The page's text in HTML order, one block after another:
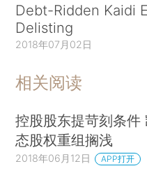
Debt-Ridden Kaidi
Delisting
2018年07月02日
相关阅读
控股股东提苛刻条件
态股权重组搁浅
2018年06月12日 APP打开